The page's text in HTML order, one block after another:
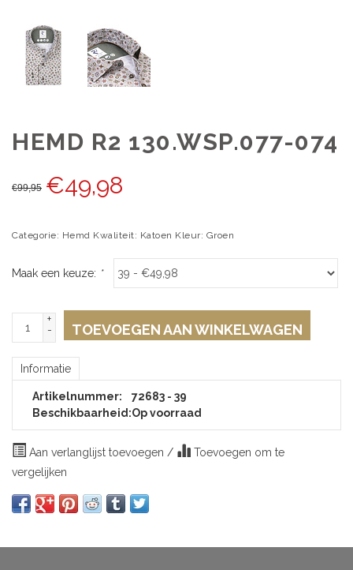
HEMD R2 130.WSP.077-074
€99,95 €49,98
Categorie: Hemd Kwaliteit: Katoen Kleur: Groen
Maak een keuze: *
+
-
TOEVOEGEN AAN WINKELWAGEN
Informatie
Artikelnummer:
72683 - 39
Beschikbaarheid:Op voorraad
Aan verlanglijst toevoegen /
Toevoegen om te
vergelijken